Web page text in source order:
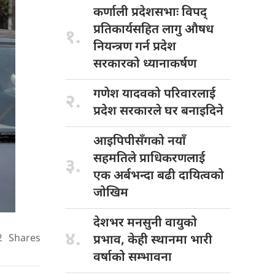
Shares
१.
कर्णाली प्रदेशसभाःविपद्
प्रतिकार्यसहित लागु औषध
नियन्त्रण गर्न प्रदेश
सरकारको ध्यानाकर्षण
२. गणेश यादवकोपरिवारलाई
प्रदेश सरकारले घर बनाइदिने
३.
आइपिपीसँगको नयाँ
सहमतिले प्राधिकरणलाई
एक अर्बभन्दा बढी दायित्वको
जोखिम
४.
देशभर मनसुनीवायुको
प्रभाव, केही स्थानमा भारी
वर्षाको सम्भावना